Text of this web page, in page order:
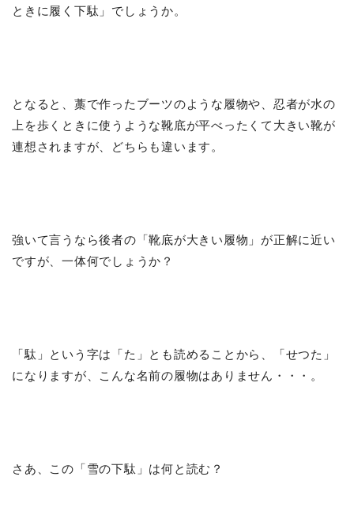
ときに履く下駄」でしょうか。
となると、藁で作ったブーツのような履物や、忍者が水の
上を歩くときに使うような靴底が平べったくて大きい靴が
連想されますが、どちらも違います。
強いて言うなら後者の「靴底が大きい履物」が正解に近い
ですが、一体何でしょうか？
「駄」という字は「た」とも読めることから、「せつた」
になりますが、こんな名前の履物はありません・・・。
さあ、この「雪の下駄」は何と読む？